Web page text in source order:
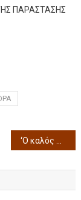
ΠΑΡΑΣΤΑΣΗΣ